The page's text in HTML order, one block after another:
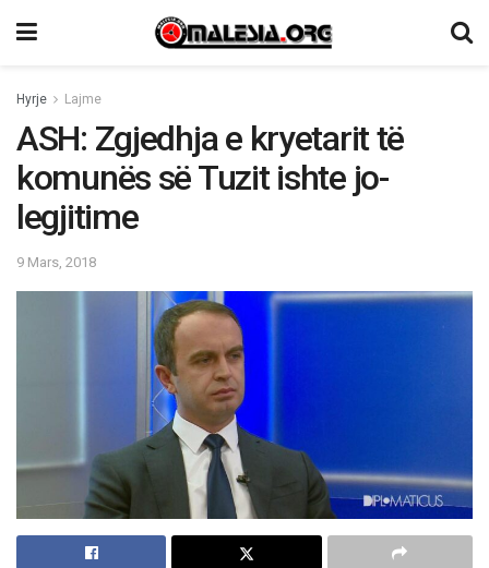
Hyrje Lajme
ASH: Zgjedhja e kryetarit të
komunës së Tuzit ishte jo-
legjitime
9 Mars, 2018